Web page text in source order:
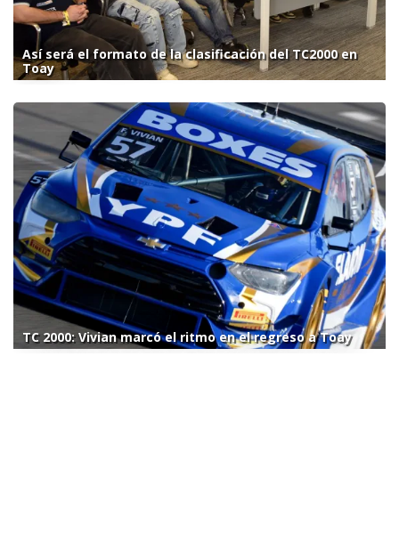
Así será el formato de la clasificación del TC2000 en
Toay
TC 2000: Vivian marcó el ritmo en el regreso a Toay